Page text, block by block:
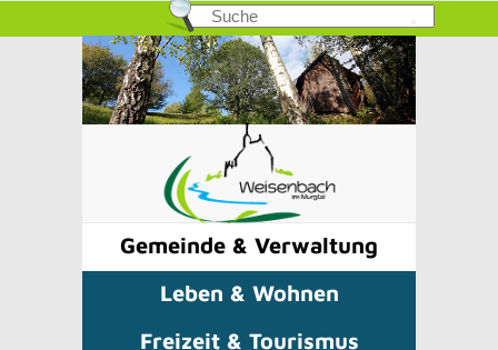
Gemeinde & Verwaltung
Leben & Wohnen
Freizeit & Tourismus